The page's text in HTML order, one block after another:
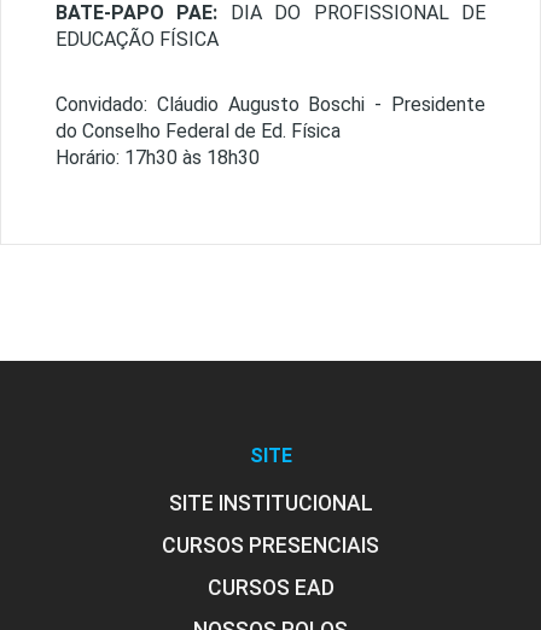
BATE-PAPO PAE: DIA DO PROFISSIONAL DE
EDUCAÇÃO FÍSICA
Convidado: Cláudio Augusto Boschi - Presidente
do Conselho Federal de Ed. Física
Horário: 17h30 às 18h30
SITE
SITE INSTITUCIONAL
CURSOS PRESENCIAIS
CURSOS EAD